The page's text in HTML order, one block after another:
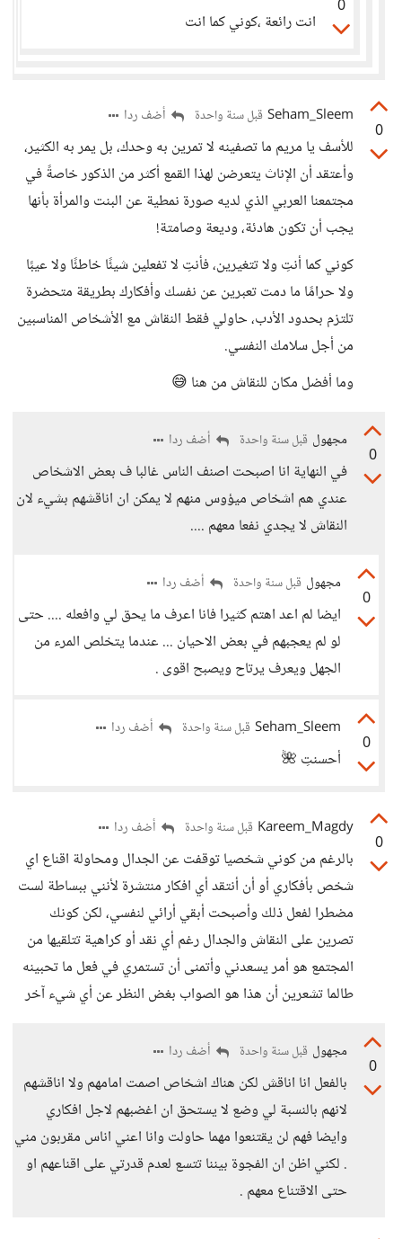
0
انت رائعة ،كوني كما انت
0
Seham_Sleem قبل سنة واحدة أضف ردا
للأسف يا مريم ما تصفينه لا تمرين به وحدك، بل يمر به الكثير،
وأعتقد أن الإناث يتعرضن لهذا القمع أكثر من الذكور خاصةً في
مجتمعنا العربي الذي لديه صورة نمطية عن البنت والمرأة بأنها
يجب أن تكون هادئة، وديعة وصامتة!
كوني كما أنتِ ولا تتغيرين، فأنتِ لا تفعلين شيئًا خاطئًا ولا عيبًا
ولا حرامًا ما دمت تعبرين عن نفسك وأفكارك بطريقة متحضرة
تلتزم بحدود الأدب، حاولي فقط النقاش مع الأشخاص المناسبين
من أجل سلامك النفسي.
وما أفضل مكان للنقاش من هنا 😅
0
مجهول قبل سنة واحدة أضف ردا
في النهاية انا اصبحت اصنف الناس غالبا ف بعض الاشخاص
عندي هم اشخاص ميؤوس منهم لا يمكن ان اناقشهم بشيء لان
النقاش لا يجدي نفعا معهم ....
0
مجهول قبل سنة واحدة أضف ردا
ايضا لم اعد اهتم كثيرا فانا اعرف ما يحق لي وافعله .... حتى
لو لم يعجبهم في بعض الاحيان ... عندما يتخلص المرء من
الجهل ويعرف يرتاح ويصبح اقوى .
0
Seham_Sleem قبل سنة واحدة أضف ردا
أحسنتِ 🌺
0
Kareem_Magdy قبل سنة واحدة أضف ردا
بالرغم من كوني شخصيا توقفت عن الجدال ومحاولة اقناع اي
شخص بأفكاري أو أن أنتقد أي افكار منتشرة لأنني ببساطة لست
مضطرا لفعل ذلك وأصبحت أبقي أرائي لنفسي، لكن كونك
تصرين على النقاش والجدال رغم أي نقد أو كراهية تتلقيها من
المجتمع هو أمر يسعدني وأتمنى أن تستمري في فعل ما تحبينه
طالما تشعرين أن هذا هو الصواب بغض النظر عن أي شيء آخر
0
مجهول قبل سنة واحدة أضف ردا
بالفعل انا اناقش لكن هناك اشخاص اصمت امامهم ولا اناقشهم
لانهم بالنسبة لي وضع لا يستحق ان اغضبهم لاجل افكاري
وايضا فهم لن يقتنعوا مهما حاولت وانا اعني اناس مقربون مني
. لكني اظن ان الفجوة بيننا تتسع لعدم قدرتي على اقناعهم او
حتى الاقتناع معهم .